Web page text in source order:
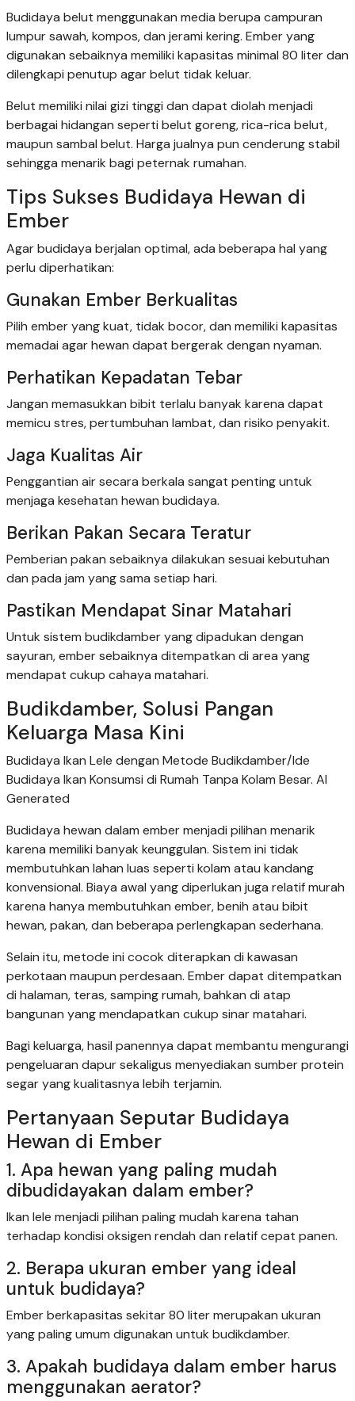
Budidaya belut menggunakan media berupa campuran
lumpur sawah, kompos, dan jerami kering. Ember yang
digunakan sebaiknya memiliki kapasitas minimal 80 liter dan
dilengkapi penutup agar belut tidak keluar.
Belut memiliki nilai gizi tinggi dan dapat diolah menjadi
berbagai hidangan seperti belut goreng, rica-rica belut,
maupun sambal belut. Harga jualnya pun cenderung stabil
sehingga menarik bagi peternak rumahan.
Tips Sukses Budidaya Hewan di
Ember
Agar budidaya berjalan optimal, ada beberapa hal yang
perlu diperhatikan:
Gunakan Ember Berkualitas
Pilih ember yang kuat, tidak bocor, dan memiliki kapasitas
memadai agar hewan dapat bergerak dengan nyaman.
Perhatikan Kepadatan Tebar
Jangan memasukkan bibit terlalu banyak karena dapat
memicu stres, pertumbuhan lambat, dan risiko penyakit.
Jaga Kualitas Air
Penggantian air secara berkala sangat penting untuk
menjaga kesehatan hewan budidaya.
Berikan Pakan Secara Teratur
Pemberian pakan sebaiknya dilakukan sesuai kebutuhan
dan pada jam yang sama setiap hari.
Pastikan Mendapat Sinar Matahari
Untuk sistem budikdamber yang dipadukan dengan
sayuran, ember sebaiknya ditempatkan di area yang
mendapat cukup cahaya matahari.
Budikdamber, Solusi Pangan
Keluarga Masa Kini
Budidaya Ikan Lele dengan Metode Budikdamber/Ide
Budidaya Ikan Konsumsi di Rumah Tanpa Kolam Besar. AI
Generated
Budidaya hewan dalam ember menjadi pilihan menarik
karena memiliki banyak keunggulan. Sistem ini tidak
membutuhkan lahan luas seperti kolam atau kandang
konvensional. Biaya awal yang diperlukan juga relatif murah
karena hanya membutuhkan ember, benih atau bibit
hewan, pakan, dan beberapa perlengkapan sederhana.
Selain itu, metode ini cocok diterapkan di kawasan
perkotaan maupun perdesaan. Ember dapat ditempatkan
di halaman, teras, samping rumah, bahkan di atap
bangunan yang mendapatkan cukup sinar matahari.
Bagi keluarga, hasil panennya dapat membantu mengurangi
pengeluaran dapur sekaligus menyediakan sumber protein
segar yang kualitasnya lebih terjamin.
Pertanyaan Seputar Budidaya
Hewan di Ember
1. Apa hewan yang paling mudah
dibudidayakan dalam ember?
Ikan lele menjadi pilihan paling mudah karena tahan
terhadap kondisi oksigen rendah dan relatif cepat panen.
2. Berapa ukuran ember yang ideal
untuk budidaya?
Ember berkapasitas sekitar 80 liter merupakan ukuran
yang paling umum digunakan untuk budikdamber.
3. Apakah budidaya dalam ember harus
menggunakan aerator?